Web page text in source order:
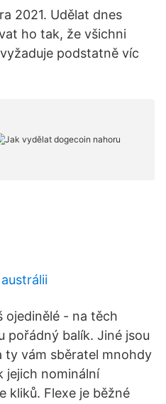
2021. Udělat dnes
ho tak, že všichni
podstatně víc
ojedinělé - na těch
pořádný balík. Jiné jsou
ty vám sběratel mnohdy
jejich nominální
kliků. Flexe je běžné